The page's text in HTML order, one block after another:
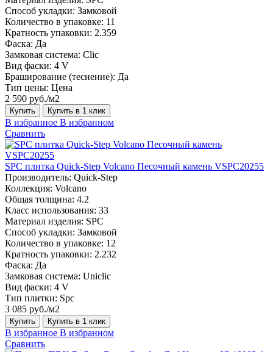
Способ укладки: Замковой
Количество в упаковке: 11
Кратность упаковки: 2.359
Фаска: Да
Замковая система: Сlic
Вид фаски: 4 V
Браширование (теснение): Да
Тип цены: Цена
2 590 руб./м2
Купить Купить в 1 клик
В избранное В избранном
Сравнить
SPC плитка Quick-Step Volcano Песочный камень VSPC20255
Производитель: Quick-Step
Коллекция: Volcano
Общая толщина: 4.2
Класс использования: 33
Материал изделия: SPC
Способ укладки: Замковой
Количество в упаковке: 12
Кратность упаковки: 2.232
Фаска: Да
Замковая система: Uniclic
Вид фаски: 4 V
Тип плитки: Spc
3 085 руб./м2
Купить Купить в 1 клик
В избранное В избранном
Сравнить